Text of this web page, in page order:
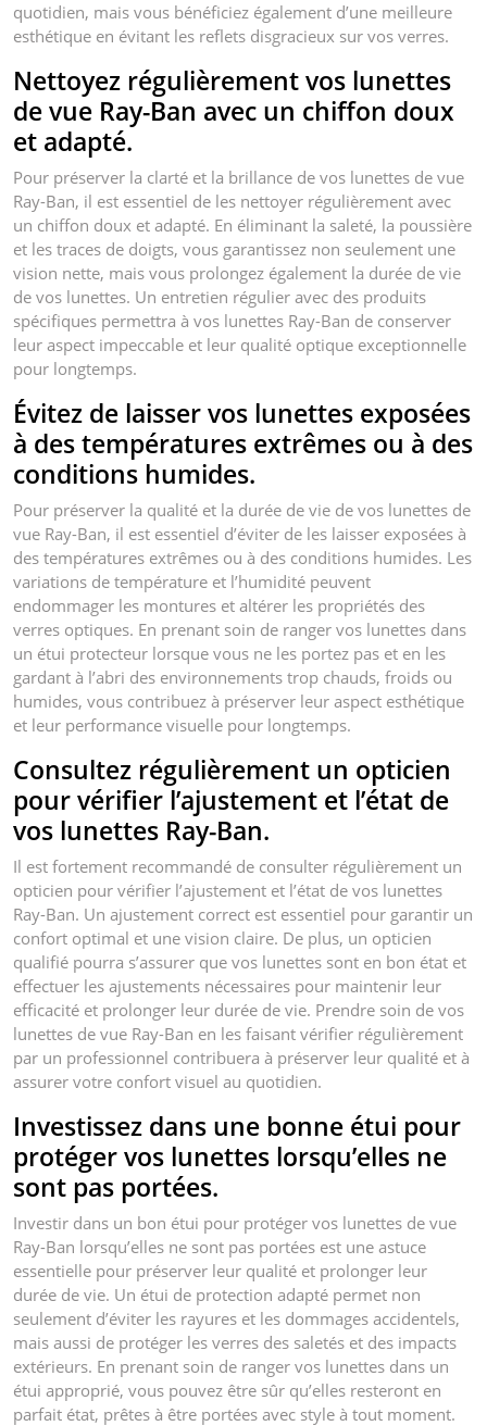
quotidien, mais vous bénéficiez également d’une meilleure
esthétique en évitant les reflets disgracieux sur vos verres.
Nettoyez régulièrement vos lunettes
de vue Ray-Ban avec un chiffon doux
et adapté.
Pour préserver la clarté et la brillance de vos lunettes de vue
Ray-Ban, il est essentiel de les nettoyer régulièrement avec
un chiffon doux et adapté. En éliminant la saleté, la poussière
et les traces de doigts, vous garantissez non seulement une
vision nette, mais vous prolongez également la durée de vie
de vos lunettes. Un entretien régulier avec des produits
spécifiques permettra à vos lunettes Ray-Ban de conserver
leur aspect impeccable et leur qualité optique exceptionnelle
pour longtemps.
Évitez de laisser vos lunettes exposées
à des températures extrêmes ou à des
conditions humides.
Pour préserver la qualité et la durée de vie de vos lunettes de
vue Ray-Ban, il est essentiel d’éviter de les laisser exposées à
des températures extrêmes ou à des conditions humides. Les
variations de température et l’humidité peuvent
endommager les montures et altérer les propriétés des
verres optiques. En prenant soin de ranger vos lunettes dans
un étui protecteur lorsque vous ne les portez pas et en les
gardant à l’abri des environnements trop chauds, froids ou
humides, vous contribuez à préserver leur aspect esthétique
et leur performance visuelle pour longtemps.
Consultez régulièrement un opticien
pour vérifier l’ajustement et l’état de
vos lunettes Ray-Ban.
Il est fortement recommandé de consulter régulièrement un
opticien pour vérifier l’ajustement et l’état de vos lunettes
Ray-Ban. Un ajustement correct est essentiel pour garantir un
confort optimal et une vision claire. De plus, un opticien
qualifié pourra s’assurer que vos lunettes sont en bon état et
effectuer les ajustements nécessaires pour maintenir leur
efficacité et prolonger leur durée de vie. Prendre soin de vos
lunettes de vue Ray-Ban en les faisant vérifier régulièrement
par un professionnel contribuera à préserver leur qualité et à
assurer votre confort visuel au quotidien.
Investissez dans une bonne étui pour
protéger vos lunettes lorsqu’elles ne
sont pas portées.
Investir dans un bon étui pour protéger vos lunettes de vue
Ray-Ban lorsqu’elles ne sont pas portées est une astuce
essentielle pour préserver leur qualité et prolonger leur
durée de vie. Un étui de protection adapté permet non
seulement d’éviter les rayures et les dommages accidentels,
mais aussi de protéger les verres des saletés et des impacts
extérieurs. En prenant soin de ranger vos lunettes dans un
étui approprié, vous pouvez être sûr qu’elles resteront en
parfait état, prêtes à être portées avec style à tout moment.